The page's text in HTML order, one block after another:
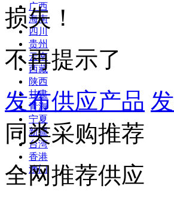
广西
海南
四川
贵州
云南
西藏
陕西
甘肃
青海
宁夏
新疆
台湾
香港
澳门
损失！
不再提示了
发布供应产品
同类采购推荐
全网推荐供应